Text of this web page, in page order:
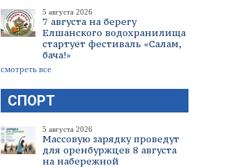
5 августа 2026
7 августа на берегу
Елшанского водохранилища
стартует фестиваль «Салам,
бача!»
смотреть все
СПОРТ
5 августа 2026
Массовую зарядку проведут
для оренбуржцев 8 августа
на набережной